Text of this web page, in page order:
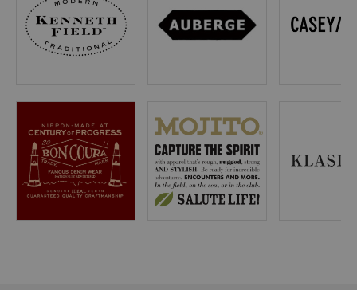
お問い合わせ
OFFICIAL WEB SITE
meeting_room ログイン 会員登録